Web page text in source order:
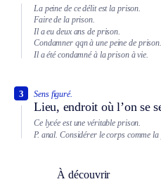
La peine de ce délit est la prison.
Faire de la prison.
Il a eu deux ans de prison.
Condamner qqn à une peine de prison.
Il a été condamné à la prison à vie.
Sens figuré.
Lieu, endroit où l’on se
3
Ce lycée est une véritable prison.
P. anal. Considérer le corps comme la
À découvrir